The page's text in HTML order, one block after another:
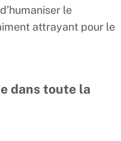
le
attrayant pour le
dans toute la